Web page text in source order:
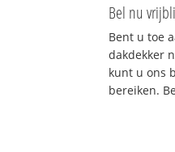
Bel nu
Bent u toe
dakdekker
kunt u ons
bereiken.